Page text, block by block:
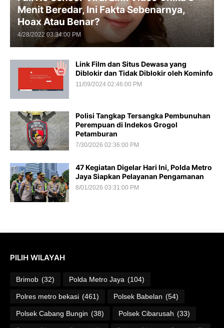
Menit Beredar, Ini Fakta Sebenarnya,
Hoax Atau Benar?
4/28/2022 03:34:00 PM
Link Film dan Situs Dewasa yang
Diblokir dan Tidak Diblokir oleh Kominfo
11/09/2024 02:46:00 PM
Polisi Tangkap Tersangka Pembunuhan
Perempuan di Indekos Grogol
Petamburan
7/30/2026 02:36:00 PM
47 Kegiatan Digelar Hari Ini, Polda Metro
Jaya Siapkan Pelayanan Pengamanan
8/01/2026 03:31:00 PM
PILIH WILAYAH
Brimob (32) Polda Metro Jaya (104)
Polres metro bekasi (461) Polsek Babelan (54)
Polsek Cabang Bungin (38) Polsek Cibarusah (33)